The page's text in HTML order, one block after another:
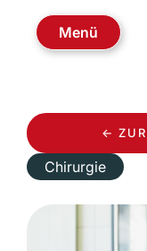
Menü
Chirurgie
←